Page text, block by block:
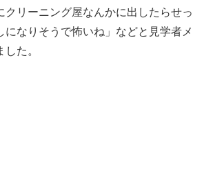
クリーニング屋なんかに出したらせっ
になりそうで怖いね」などと見学者メ
た。